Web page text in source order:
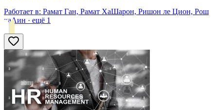
Работает в: Рамат Ган, Рамат ХаШарон, Ришон ле Цион, Рош
хаАин · ещё 1